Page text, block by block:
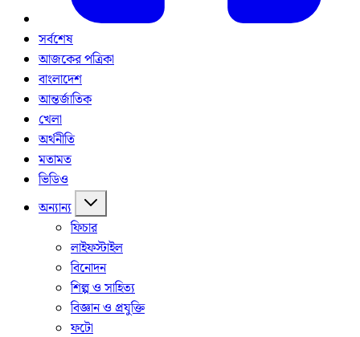
সর্বশেষ
আজকের পত্রিকা
বাংলাদেশ
আন্তর্জাতিক
খেলা
অর্থনীতি
মতামত
ভিডিও
অন্যান্য
ফিচার
লাইফস্টাইল
বিনোদন
শিল্প ও সাহিত্য
বিজ্ঞান ও প্রযুক্তি
ফটো